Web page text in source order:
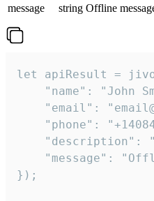
message
string Offline
let apiResult =
"name": "John
"email":
"phone":
"description":
"message":
});